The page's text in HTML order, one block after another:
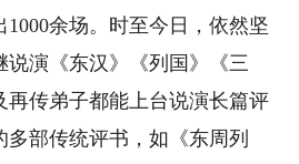
余场。时至今日，依然坚
演《东汉》《列国》《三
再传弟子都能上台说演长篇评
部传统评书，如《东周列